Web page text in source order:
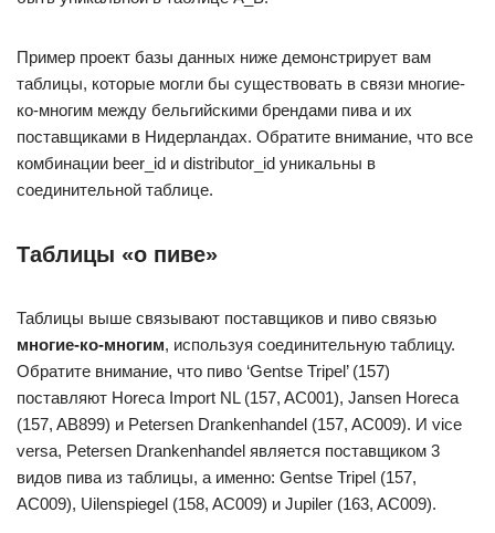
Пример проект базы данных ниже демонстрирует вам
таблицы, которые могли бы существовать в связи многие-
ко-многим между бельгийскими брендами пива и их
поставщиками в Нидерландах. Обратите внимание, что все
комбинации beer_id и distributor_id уникальны в
соединительной таблице.
Таблицы «о пиве»
Таблицы выше связывают поставщиков и пиво связью
многие-ко-многим, используя соединительную таблицу.
Обратите внимание, что пиво ‘Gentse Tripel’ (157)
поставляют Horeca Import NL (157, AC001), Jansen Horeca
(157, AB899) и Petersen Drankenhandel (157, AC009). И vice
versa, Petersen Drankenhandel является поставщиком 3
видов пива из таблицы, а именно: Gentse Tripel (157,
AC009), Uilenspiegel (158, AC009) и Jupiler (163, AC009).